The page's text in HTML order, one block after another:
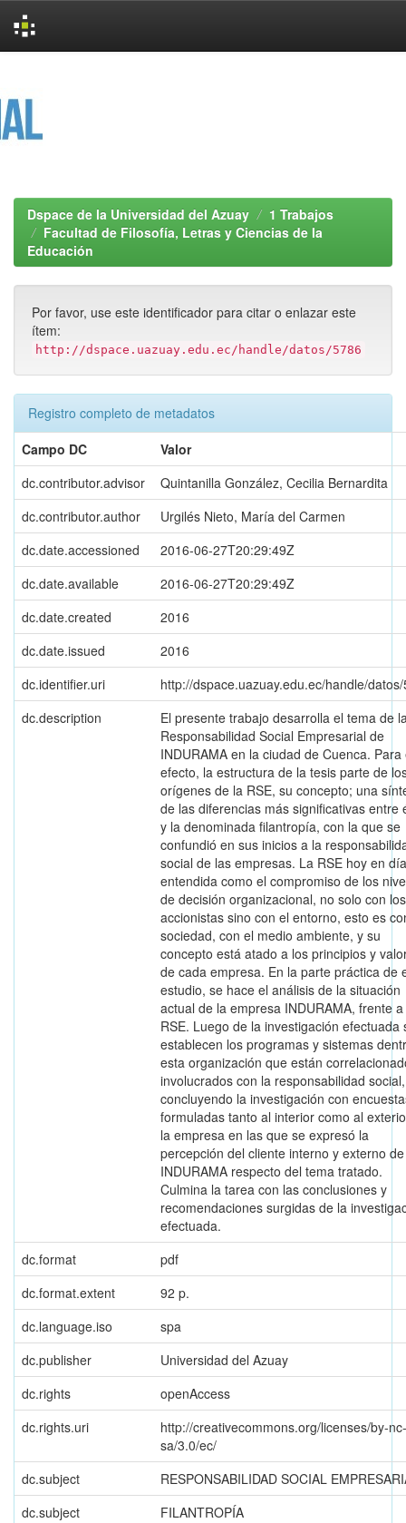
Dspace de la Universidad del Azuay
1 Trabajos
Facultad de Filosofía, Letras y Ciencias de la
Educación
Por favor, use este identificador para citar o enlazar este
ítem:
http://dspace.uazuay.edu.ec/handle/datos/5786
Registro completo de metadatos
Campo DC
Valor
dc.contributor.advisor
Quintanilla González, Cecilia Bernardita
dc.contributor.author
Urgilés Nieto, María del Carmen
dc.date.accessioned
2016-06-27T20:29:49Z
dc.date.available
2016-06-27T20:29:49Z
dc.date.created
2016
dc.date.issued
2016
dc.identifier.uri
http://dspace.uazuay.edu.ec/handle/
dc.description
El presente trabajo desarrolla el tema de
Responsabilidad Social Empresarial de
INDURAMA en la ciudad de Cuenca. Para
efecto, la estructura de la tesis parte de
orígenes de la RSE, su concepto; una
de las diferencias más significativas entre
y la denominada filantropía, con la que se
confundió en sus inicios a la
social de las empresas. La RSE hoy en
entendida como el compromiso de los
de decisión organizacional, no solo con los
accionistas sino con el entorno, esto es
sociedad, con el medio ambiente, y su
concepto está atado a los principios y
de cada empresa. En la parte práctica de
estudio, se hace el análisis de la situación
actual de la empresa INDURAMA, frente
RSE. Luego de la investigación efectuada
establecen los programas y sistemas
esta organización que están
involucrados con la responsabilidad social,
concluyendo la investigación con
formuladas tanto al interior como al
la empresa en las que se expresó la
percepción del cliente interno y externo de
INDURAMA respecto del tema tratado.
Culmina la tarea con las conclusiones y
recomendaciones surgidas de la
efectuada.
dc.format
pdf
dc.format.extent
92 p.
dc.language.iso
spa
dc.publisher
Universidad del Azuay
dc.rights
openAccess
dc.rights.uri
http://creativecommons.org/licenses/by-nc-
sa/3.0/ec/
dc.subject
RESPONSABILIDAD SOCIAL
dc.subject
FILANTROPÍA